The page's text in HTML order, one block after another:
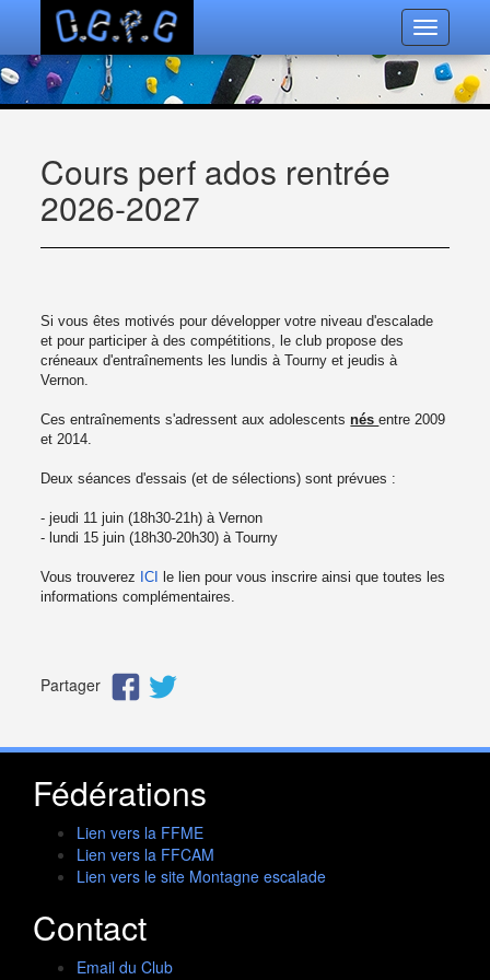
Toggle
Cours perf ados rentrée
2026-2027
Si vous êtes motivés pour développer votre niveau d'escalade
et pour participer à des compétitions, le club propose des
créneaux d'entraînements les lundis à Tourny et jeudis à
Vernon.
Ces entraînements s'adressent aux adolescentsnésentre 2009
et 2014.
Deux séances d'essais (et de sélections) sont prévues :
- jeudi 11 juin (18h30-21h) à Vernon
- lundi 15 juin (18h30-20h30) à Tourny
Vous trouverez ICI
le lien pour vous inscrire ainsi que toutes les
informations complémentaires.
Partager
Fédérations
Lien vers la FFME
Lien vers la FFCAM
Lien vers le site Montagne escalade
Contact
Email du Club